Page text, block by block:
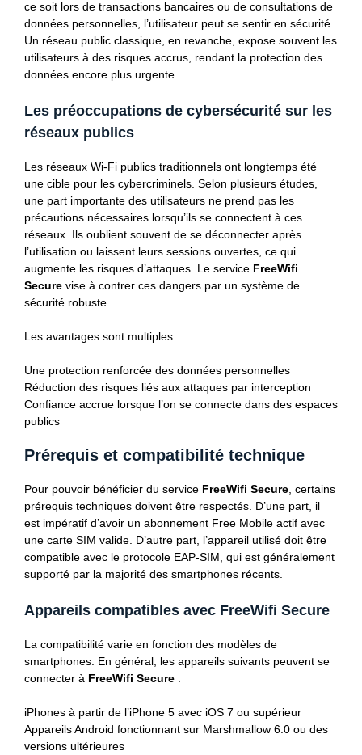
ce soit lors de transactions bancaires ou de consultations de
données personnelles, l’utilisateur peut se sentir en sécurité.
Un réseau public classique, en revanche, expose souvent les
utilisateurs à des risques accrus, rendant la protection des
données encore plus urgente.
Les préoccupations de cybersécurité sur les
réseaux publics
Les réseaux Wi-Fi publics traditionnels ont longtemps été
une cible pour les cybercriminels. Selon plusieurs études,
une part importante des utilisateurs ne prend pas les
précautions nécessaires lorsqu’ils se connectent à ces
réseaux. Ils oublient souvent de se déconnecter après
l’utilisation ou laissent leurs sessions ouvertes, ce qui
augmente les risques d’attaques. Le service FreeWifi
Secure vise à contrer ces dangers par un système de
sécurité robuste.
Les avantages sont multiples :
Une protection renforcée des données personnelles
Réduction des risques liés aux attaques par interception
Confiance accrue lorsque l’on se connecte dans des espaces
publics
Prérequis et compatibilité technique
Pour pouvoir bénéficier du service FreeWifi Secure , certains
prérequis techniques doivent être respectés. D’une part, il
est impératif d’avoir un abonnement Free Mobile actif avec
une carte SIM valide. D’autre part, l’appareil utilisé doit être
compatible avec le protocole EAP-SIM, qui est généralement
supporté par la majorité des smartphones récents.
Appareils compatibles avec FreeWifi Secure
La compatibilité varie en fonction des modèles de
smartphones. En général, les appareils suivants peuvent se
connecter à FreeWifi Secure :
iPhones à partir de l’iPhone 5 avec iOS 7 ou supérieur
Appareils Android fonctionnant sur Marshmallow 6.0 ou des
versions ultérieures